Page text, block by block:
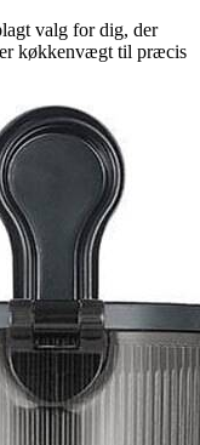
valg for dig, der
køkkenvægt til præcis